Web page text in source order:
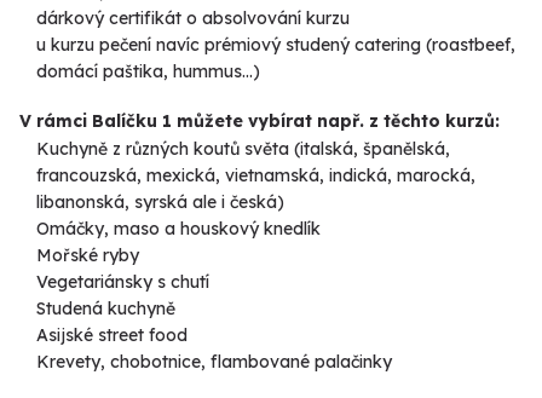
dárkový certifikát o absolvování kurzu
u kurzu pečení navíc prémiový studený catering (roastbeef,
domácí paštika, hummus...)
V rámci Balíčku 1 můžete vybírat např. z těchto kurzů:
Kuchyně z různých koutů světa (italská, španělská,
francouzská, mexická, vietnamská, indická, marocká,
libanonská, syrská ale i česká)
Omáčky, maso a houskový knedlík
Mořské ryby
Vegetariánsky s chutí
Studená kuchyně
Asijské street food
Krevety, chobotnice, flambované palačinky